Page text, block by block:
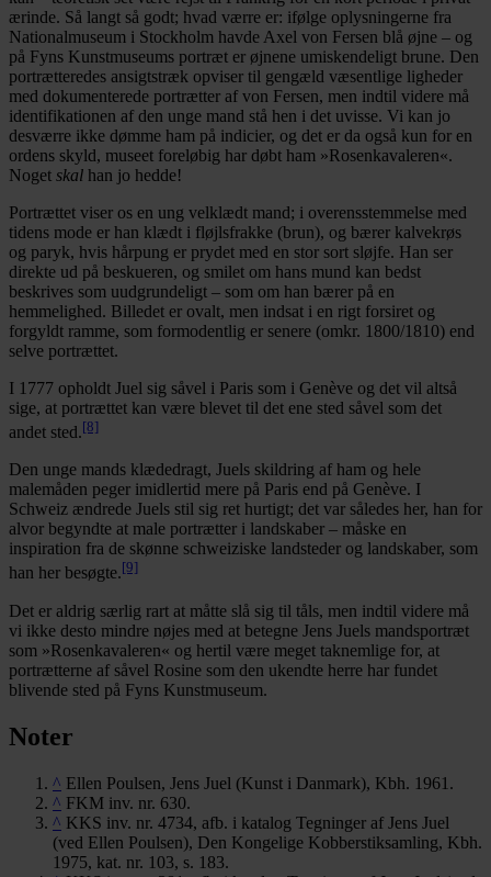
ærinde. Så langt så godt; hvad værre er: ifølge oplysningerne fra
Nationalmuseum i Stockholm havde Axel von Fersen blå øjne – og
på Fyns Kunstmuseums portræt er øjnene umiskendeligt brune. Den
portrætteredes ansigtstræk opviser til gengæld væsentlige ligheder
med dokumenterede portrætter af von Fersen, men indtil videre må
identifikationen af den unge mand stå hen i det uvisse. Vi kan jo
desværre ikke dømme ham på indicier, og det er da også kun for en
ordens skyld, museet foreløbig har døbt ham »Rosenkavaleren«.
Noget skal han jo hedde!
Portrættet viser os en ung velklædt mand; i overensstemmelse med
tidens mode er han klædt i fløjlsfrakke (brun), og bærer kalvekrøs
og paryk, hvis hårpung er prydet med en stor sort sløjfe. Han ser
direkte ud på beskueren, og smilet om hans mund kan bedst
beskrives som uudgrundeligt – som om han bærer på en
hemmelighed. Billedet er ovalt, men indsat i en rigt forsiret og
forgyldt ramme, som formodentlig er senere (omkr. 1800/1810) end
selve portrættet.
I 1777 opholdt Juel sig såvel i Paris som i Genève og det vil altså
sige, at portrættet kan være blevet til det ene sted såvel som det
andet sted.[8]
Den unge mands klædedragt, Juels skildring af ham og hele
malemåden peger imidlertid mere på Paris end på Genève. I
Schweiz ændrede Juels stil sig ret hurtigt; det var således her, han for
alvor begyndte at male portrætter i landskaber – måske en
inspiration fra de skønne schweiziske landsteder og landskaber, som
han her besøgte.[9]
Det er aldrig særlig rart at måtte slå sig til tåls, men indtil videre må
vi ikke desto mindre nøjes med at betegne Jens Juels mandsportræt
som »Rosenkavaleren« og hertil være meget taknemlige for, at
portrætterne af såvel Rosine som den ukendte herre har fundet
blivende sted på Fyns Kunstmuseum.
Noter
^ Ellen Poulsen, Jens Juel (Kunst i Danmark), Kbh. 1961.
^ FKM inv. nr. 630.
^ KKS inv. nr. 4734, afb. i katalog Tegninger af Jens Juel
(ved Ellen Poulsen), Den Kongelige Kobberstiksamling, Kbh.
1975, kat. nr. 103, s. 183.